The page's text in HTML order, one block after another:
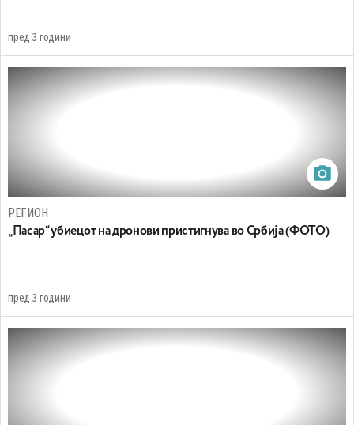
пред 3 години
РЕГИОН
„Пасар“ убиецот на дронови пристигнува во Србија (ФОТО)
пред 3 години